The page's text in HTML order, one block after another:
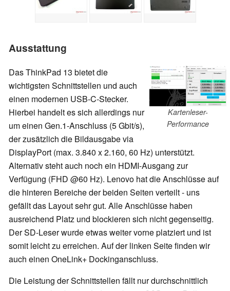
Ausstattung
Kartenleser-
Performance
Das ThinkPad 13 bietet die
wichtigsten Schnittstellen und auch
einen modernen USB-C-Stecker.
Hierbei handelt es sich allerdings nur
um einen Gen.1-Anschluss (5 Gbit/s),
der zusätzlich die Bildausgabe via
DisplayPort (max. 3.840 x 2.160, 60 Hz) unterstützt.
Alternativ steht auch noch ein HDMI-Ausgang zur
Verfügung (FHD @60 Hz). Lenovo hat die Anschlüsse auf
die hinteren Bereiche der beiden Seiten verteilt - uns
gefällt das Layout sehr gut. Alle Anschlüsse haben
ausreichend Platz und blockieren sich nicht gegenseitig.
Der SD-Leser wurde etwas weiter vorne platziert und ist
somit leicht zu erreichen. Auf der linken Seite finden wir
auch einen OneLink+ Dockinganschluss.
Die Leistung der Schnittstellen fällt nur durchschnittlich